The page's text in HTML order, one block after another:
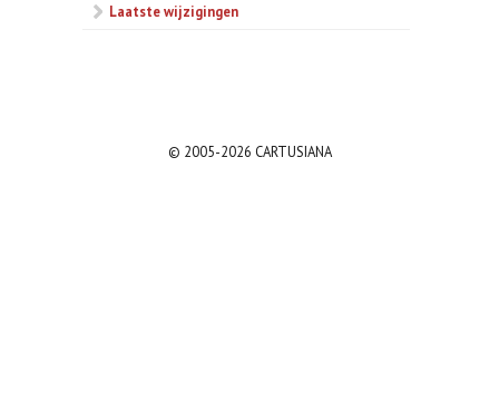
Laatste wijzigingen
© 2005-2026 CARTUSIANA